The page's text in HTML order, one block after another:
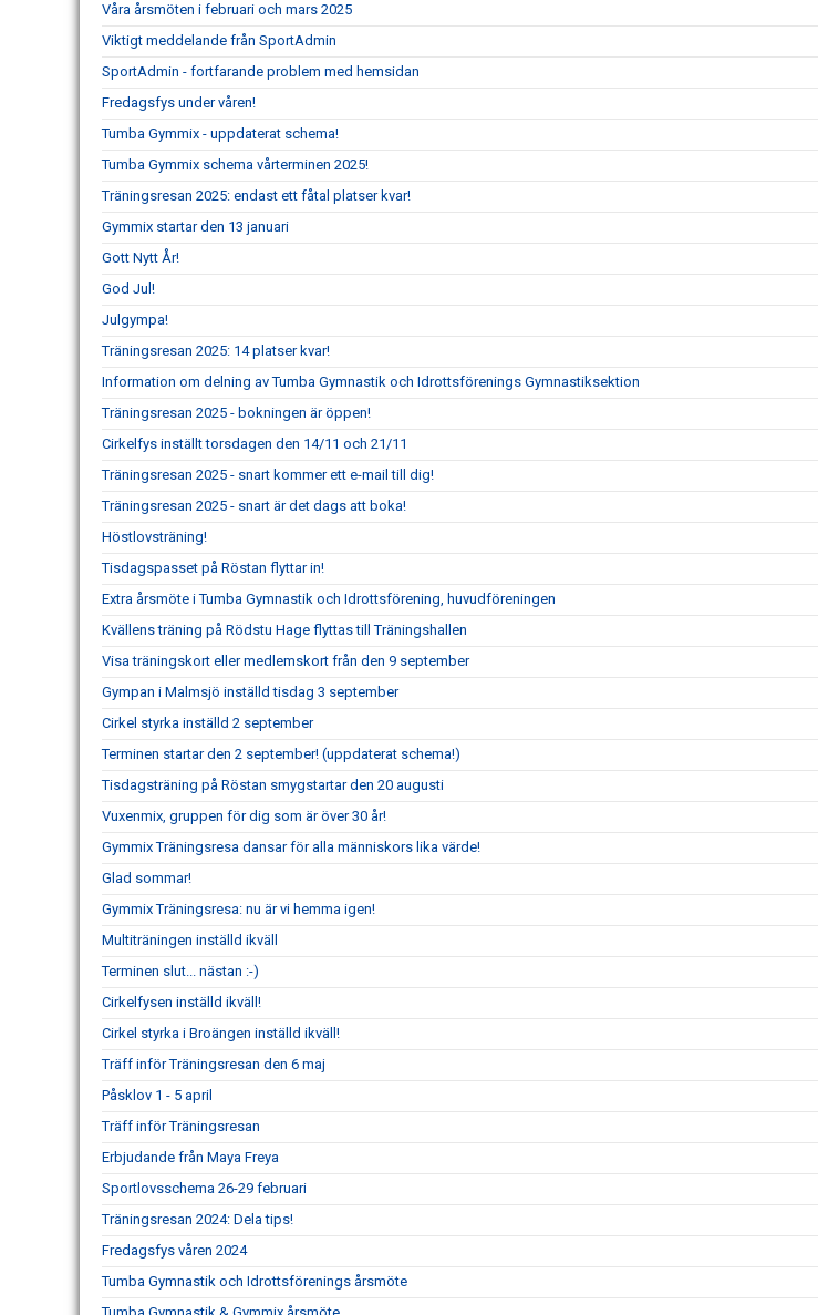
Våra årsmöten i februari och mars 2025
Viktigt meddelande från SportAdmin
SportAdmin - fortfarande problem med hemsidan
Fredagsfys under våren!
Tumba Gymmix - uppdaterat schema!
Tumba Gymmix schema vårterminen 2025!
Träningsresan 2025: endast ett fåtal platser kvar!
Gymmix startar den 13 januari
Gott Nytt År!
God Jul!
Julgympa!
Träningsresan 2025: 14 platser kvar!
Information om delning av Tumba Gymnastik och Idrottsförenings Gymnastiksektion
Träningsresan 2025 - bokningen är öppen!
Cirkelfys inställt torsdagen den 14/11 och 21/11
Träningsresan 2025 - snart kommer ett e-mail till dig!
Träningsresan 2025 - snart är det dags att boka!
Höstlovsträning!
Tisdagspasset på Röstan flyttar in!
Extra årsmöte i Tumba Gymnastik och Idrottsförening, huvudföreningen
Kvällens träning på Rödstu Hage flyttas till Träningshallen
Visa träningskort eller medlemskort från den 9 september
Gympan i Malmsjö inställd tisdag 3 september
Cirkel styrka inställd 2 september
Terminen startar den 2 september! (uppdaterat schema!)
Tisdagsträning på Röstan smygstartar den 20 augusti
Vuxenmix, gruppen för dig som är över 30 år!
Gymmix Träningsresa dansar för alla människors lika värde!
Glad sommar!
Gymmix Träningsresa: nu är vi hemma igen!
Multiträningen inställd ikväll
Terminen slut... nästan :-)
Cirkelfysen inställd ikväll!
Cirkel styrka i Broängen inställd ikväll!
Träff inför Träningsresan den 6 maj
Påsklov 1 - 5 april
Träff inför Träningsresan
Erbjudande från Maya Freya
Sportlovsschema 26-29 februari
Träningsresan 2024: Dela tips!
Fredagsfys våren 2024
Tumba Gymnastik och Idrottsförenings årsmöte